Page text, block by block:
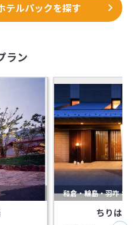
テルパックを探す
ラン
和倉・輪島・羽咋 >
ちりは